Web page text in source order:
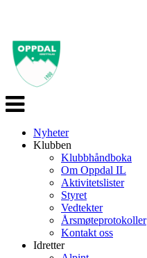
Veksle
navigasjon
Nyheter
Klubben
Klubbhåndboka
Om Oppdal IL
Aktivitetslister
Styret
Vedtekter
Årsmøteprotokoller
Kontakt oss
Idretter